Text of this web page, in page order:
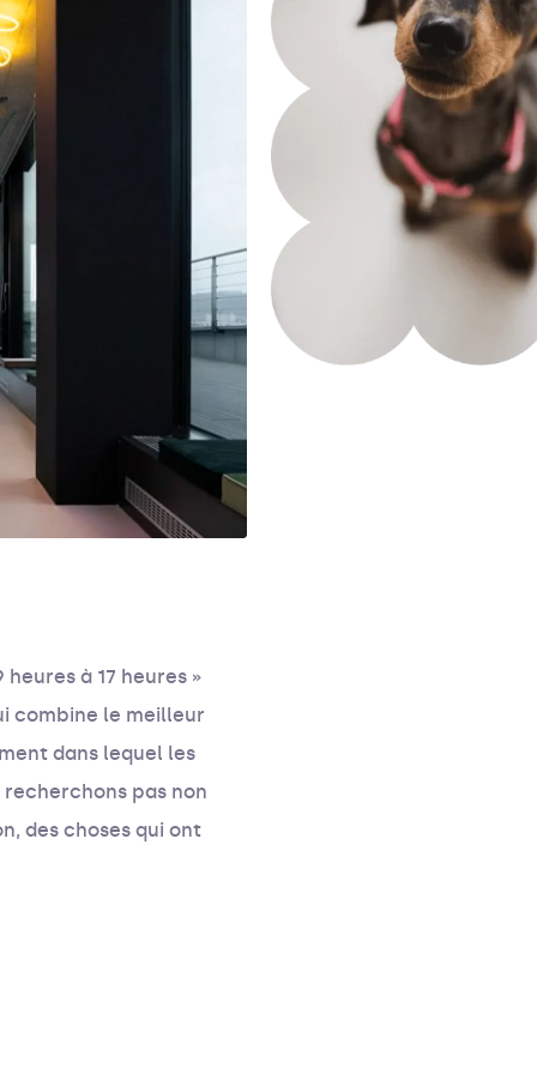
à 17 heures »
combine le meilleur
dans lequel les
pas non
des choses qui ont